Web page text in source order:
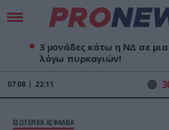
3 μονάδες κάτω η ΝΔ σε
λόγω πυρκαγιών!
07 08 22:11
ΕΣΩΤΕΡΙΚΗ ΑΣΦΑΛΕΙΑ